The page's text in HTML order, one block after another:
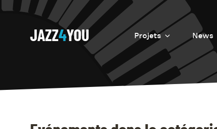
JAZZ4YOU Projets
Introduction
Resurrection
News